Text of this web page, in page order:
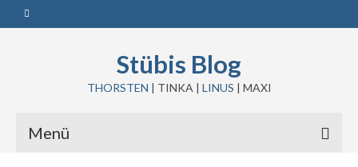
Stübis Blog
THORSTEN | TINKA | LINUS | MAXI
Menü